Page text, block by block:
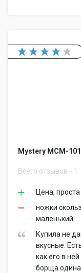
Mystery MCM-
Всего отзывов 1
Цена,
ножки
маленький
Купила не
вкусные.
как его в
борща